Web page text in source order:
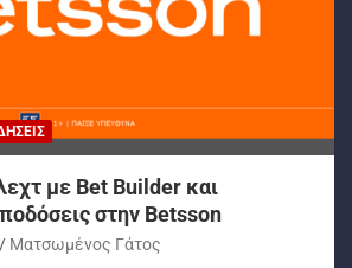
με Bet Builder και
στην Betsson
Ματσωμένος Γάτος